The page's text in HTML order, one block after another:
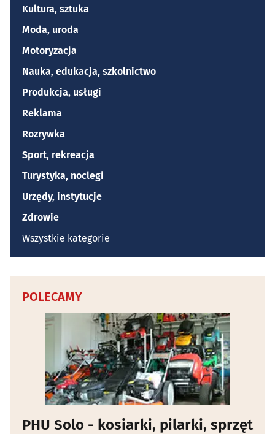
Kultura, sztuka
Moda, uroda
Motoryzacja
Nauka, edukacja, szkolnictwo
Produkcja, usługi
Reklama
Rozrywka
Sport, rekreacja
Turystyka, noclegi
Urzędy, instytucje
Zdrowie
Wszystkie kategorie
POLECAMY
PHU Solo - kosiarki, pilarki, sprzęt